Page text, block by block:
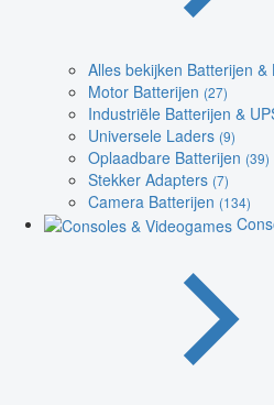
Alles bekijken Batterijen &
Motor Batterijen (27)
Industriële Batterijen &
Universele Laders (9)
Oplaadbare Batterijen (39)
Stekker Adapters (7)
Camera Batterijen (134)